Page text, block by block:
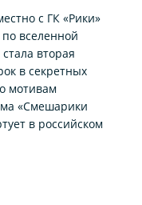
с ГК «Рики»
вселенной
вторая
в секретных
мотивам
«Смешарики
в российском